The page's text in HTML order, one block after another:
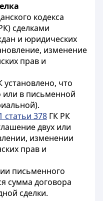
кодекса
сделками
и юридических
изменение
прав и
установлено, что
или в письменной
статьи 378 ГК РК
двух или
изменении
прав и
письменного
сумма договора
сделки.